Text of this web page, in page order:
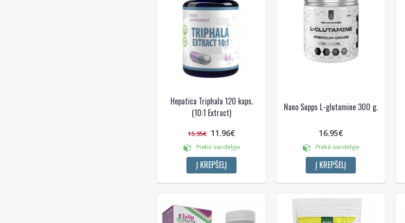
Hepatica Triphala 120 kaps.
(10:1 Extract)
15.95€ 11.96€
Prekė sandėlyje
Į KREPŠELĮ
Nano Supps L-glutamine 300 g.
16.95€
Prekė sandėlyje
Į KREPŠELĮ